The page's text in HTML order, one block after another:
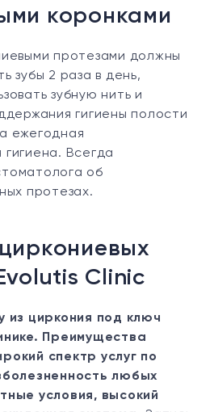
коронками
протезами должны
зубы 2 раза в день,
зубную нить и
гигиены полости
ежегодная
Всегда
об
протезах.
Clinic
из циркония под ключ
Преимущества
спектр услуг по
любых
условия, высокий